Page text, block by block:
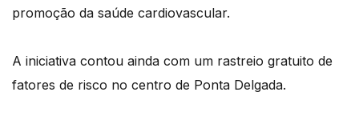
promoção da saúde cardiovascular.
A iniciativa contou ainda com um rastreio gratuito de
fatores de risco no centro de Ponta Delgada.